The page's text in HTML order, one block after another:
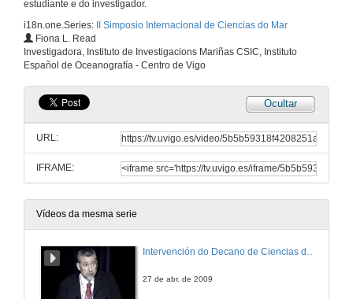
estudiante e do investigador.
i18n.one.Series:
II Simposio Internacional de Ciencias do Mar
Fiona L. Read
Investigadora, Instituto de Investigacions Mariñas CSIC, Instituto
Español de Oceanografía - Centro de Vigo
Ocultar
URL:
IFRAME:
Vídeos da mesma serie
Intervención do Decano de Ciencias do Mar da Universidade de Vigo
27 de abr. de 2009